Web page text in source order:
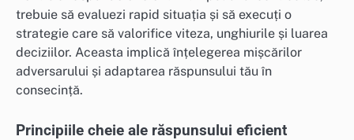
trebuie să evaluezi rapid situația și să execuți o
strategie care să valorifice viteza, unghiurile și luarea
deciziilor. Aceasta implică înțelegerea mișcărilor
adversarului și adaptarea răspunsului tău în
consecință.
Principiile cheie ale răspunsului eficient